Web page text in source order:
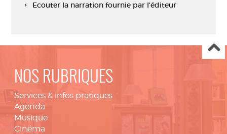
Ecouter la narration fournie par l'éditeur
NOS RUBRIQUES
Services & infos pratiques
Agenda
Musique
Cinéma